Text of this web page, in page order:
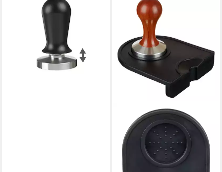
SCARLET ESPRESSO
Küchenmaschinen Zubehör-
Set, scarlet espresso Tamper
»Perfetto« 40 lbs kalibriert
schwarz Alugriff
lieferbar - in 3-4 Werktagen bei dir